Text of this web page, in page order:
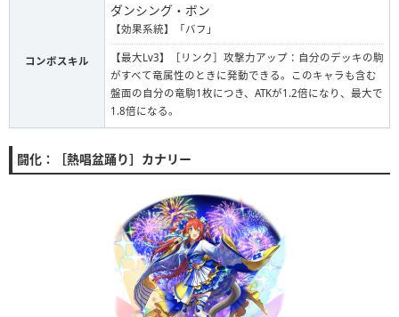
コンボスキル
ダンシング・ボン
【効果系統】「バフ」
【最大Lv3】［リンク］攻撃力アップ：自分のデッキの駒
がすべて竜属性のときに発動できる。このキャラも含む
盤面の自分の竜駒1枚につき、ATKが1.2倍になり、最大で
1.8倍になる。
闘化：［熱唱盆踊り］カナリー